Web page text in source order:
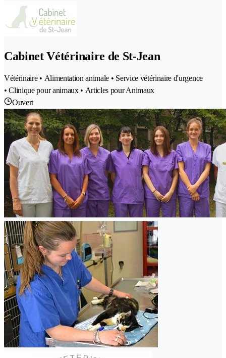
Cabinet Vétérinaire de St-Jean
Vétérinaire • Alimentation animale • Service vétérinaire d'urgence
• Clinique pour animaux • Articles pour Animaux
Ouvert